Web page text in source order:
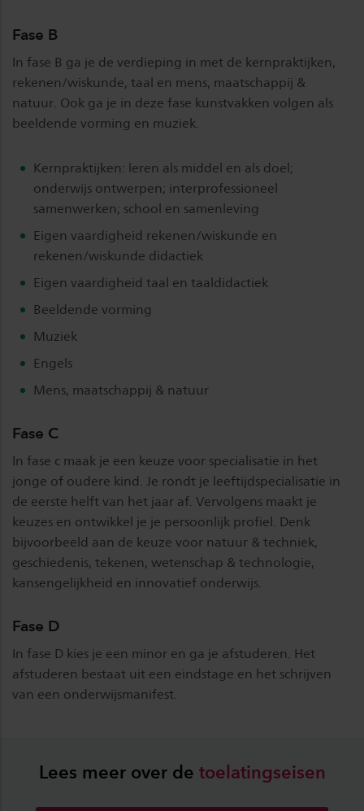
Fase B
In fase B ga je de verdieping in met de kernpraktijken,
rekenen/wiskunde, taal en mens, maatschappij &
natuur. Ook ga je in deze fase kunstvakken volgen als
beeldende vorming en muziek.
Kernpraktijken: leren als middel en als doel;
onderwijs ontwerpen; interprofessioneel
samenwerken; school en samenleving
Eigen vaardigheid rekenen/wiskunde en
rekenen/wiskunde didactiek
Eigen vaardigheid taal en taaldidactiek
Beeldende vorming
Muziek
Engels
Mens, maatschappij & natuur
Fase C
In fase c maak je een keuze voor specialisatie in het
jonge of oudere kind. Je rondt je leeftijdspecialisatie in
de eerste helft van het jaar af. Vervolgens maakt je
keuzes en ontwikkel je je persoonlijk profiel. Denk
bijvoorbeeld aan de keuze voor natuur & techniek,
geschiedenis, tekenen, wetenschap & technologie,
kansengelijkheid en innovatief onderwijs.
Fase D
In fase D kies je een minor en ga je afstuderen. Het
afstuderen bestaat uit een eindstage en het schrijven
van een onderwijsmanifest.
Lees meer over de toelatingseisen